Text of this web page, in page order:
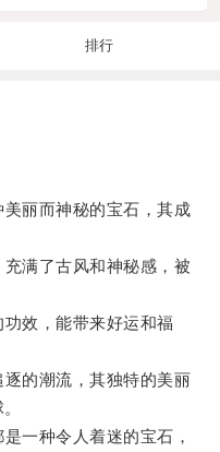
排行
丽而神秘的宝石，其成
满了古风和神秘感，被
效，能带来好运和福
的潮流，其独特的美丽
一种令人着迷的宝石，